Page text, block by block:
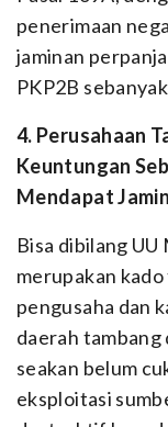
penerimaan
jaminan
PKP2B
4. Perusahaan
Keuntungan
Mendapat
Bisa dibilang
merupakan
pengusaha dan
daerah tambang
seakan belum
eksploitasi